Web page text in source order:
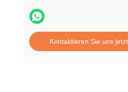
Kontaktieren Sie uns jetzt